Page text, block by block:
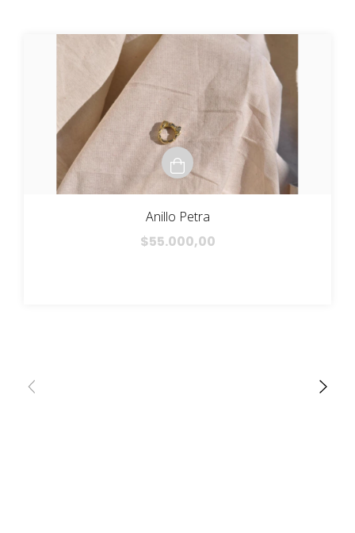
Anillo Petra
$55.000,00